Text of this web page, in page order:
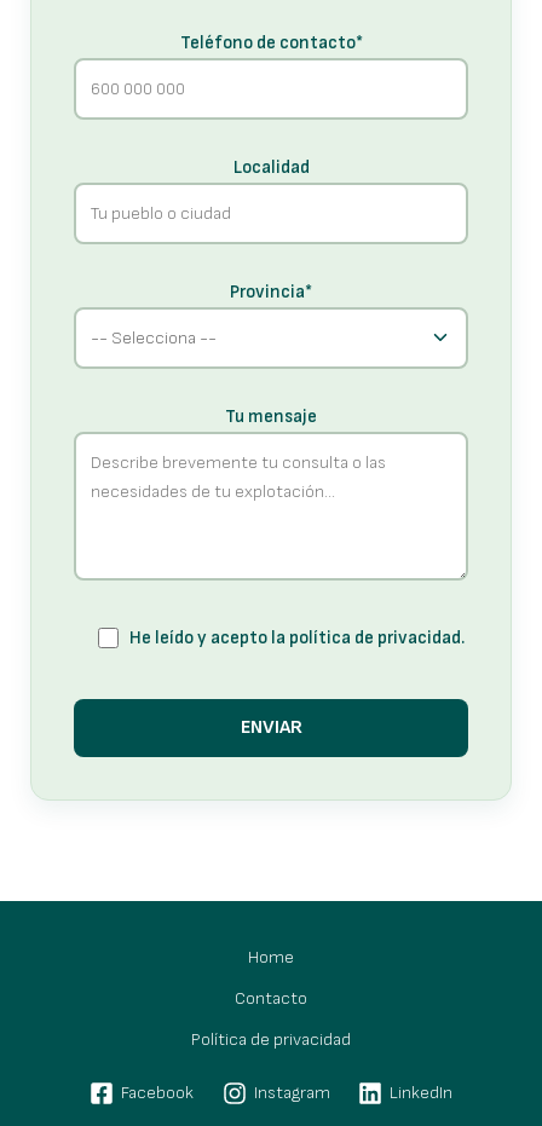
Teléfono de contacto*
Localidad
Provincia*
Tu mensaje
He leído y acepto la política de privacidad.
Home
Contacto
Política de privacidad
Facebook Instagram LinkedIn